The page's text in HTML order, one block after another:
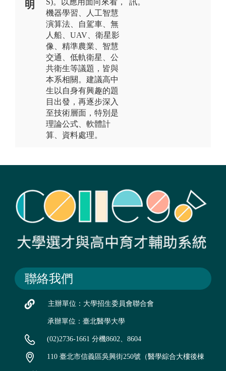
明
機器學習、人工智慧
演算法、自駕車、無
人船、UAV、衛星影
像、精準農業、智慧
交通、低軌衛星、公
共衛生等議題，皆與
本系相關。建議高中
生以自身有興趣的題
目出發，再逐步深入
至技術層面，特別是
理論公式、軟體計
算、資料處理。
聯絡我們
主辦單位：大學招生委員會聯合會
承辦單位：臺北醫學大學
(02)2736-1661 分機8602、8604
110 臺北市信義區吳興街250號（醫學綜合大樓後棟